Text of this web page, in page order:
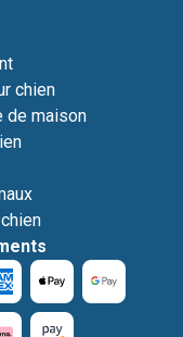
chien
de maison